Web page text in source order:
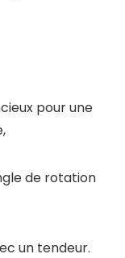
pour une
de rotation
un tendeur.